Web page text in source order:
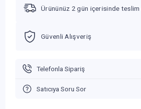
Ürününüz 2 gün içerisinde
Güvenli Alışveriş
Telefonla Sipariş
Satıcıya Soru Sor